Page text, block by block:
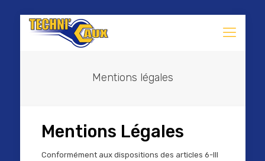
Mentions légales
Mentions Légales
Conformément aux dispositions des articles 6-III